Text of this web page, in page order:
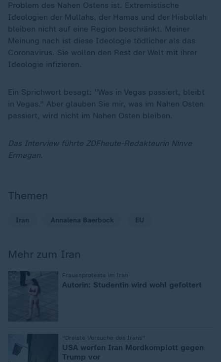
Problem des Nahen Ostens ist. Extremistische
Ideologien der Mullahs, der Hamas und der Hisbollah
bleiben nicht auf eine Region beschränkt. Meiner
Meinung nach ist diese Ideologie tödlicher als das
Coronavirus. Sie wollen den Rest der Welt mit ihrer
Ideologie infizieren.
Ein Sprichwort besagt: "Was in Vegas passiert, bleibt
in Vegas." Aber glauben Sie mir, was im Nahen Osten
passiert, wird nicht im Nahen Osten bleiben.
Das Interview führte ZDFheute-Redakteurin Ninve
Ermagan.
Themen
Iran Annalena Baerbock EU
Mehr zum Iran
Frauenproteste im Iran
Autorin: Studentin wird wohl gefoltert
"Dreiste Versuche des Irans"
USA werfen Iran Mordkomplott gegen
Trump vor